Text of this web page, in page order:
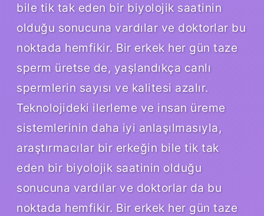
bile tik tak eden bir biyolojik saatinin
olduğu sonucuna vardılar ve doktorlar bu
noktada hemfikir. Bir erkek her gün taze
sperm üretse de, yaşlandıkça canlı
spermlerin sayısı ve kalitesi azalır.
Teknolojideki ilerleme ve insan üreme
sistemlerinin daha iyi anlaşılmasıyla,
araştırmacılar bir erkeğin bile tik tak
eden bir biyolojik saatinin olduğu
sonucuna vardılar ve doktorlar da bu
noktada hemfikir. Bir erkek her gün taze